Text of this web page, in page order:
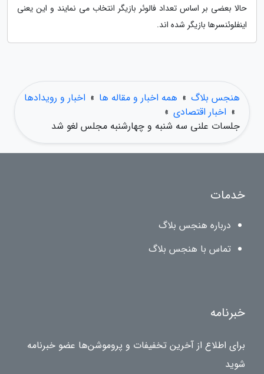
حالا بعضی بر اساس تعداد فالوئر بازیگر انتخاب می نمایند و این یعنی
اینفلوئنسرها بازیگر شده اند.
هنجس بلاگ » همه اخبار و مقاله ها » اخبار و رویدادها
» اخبار اقتصادی »
جلسات علنی سه شنبه و چهارشنبه مجلس لغو شد
خدمات
درباره هنجس بلاگ
تماس با هنجس بلاگ
خبرنامه
برای اطلاع از آخرین تخفیفات و پروموشن‌ها عضو خبرنامه
شوید